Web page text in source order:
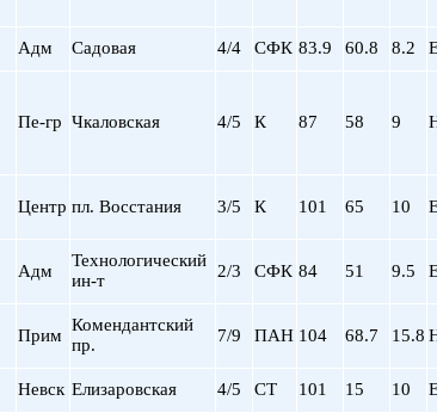
Адм Садовая 4/4 СФК 83.9 60.8 8.2
Пе-гр Чкаловская 4/5 К 87 58 9
Центр пл. Восстания 3/5 К 101 65 10
Адм
Технологический
ин-т
2/3 СФК 84 51 9.5
Прим
Комендантский
пр.
7/9 ПАН 104 68.7 15.8
Невск Елизаровская 4/5 СТ 101 15 10